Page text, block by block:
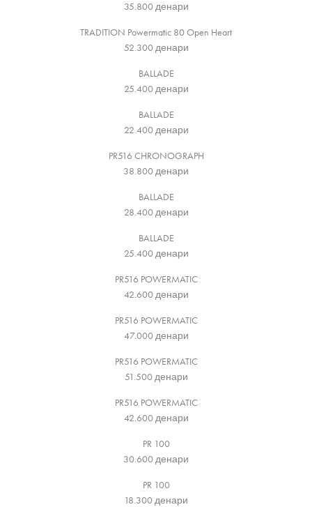
35.800денари
TRADITION Powermatic 80 Open Heart
52.300денари
BALLADE
25.400денари
BALLADE
22.400денари
PR516 CHRONOGRAPH
38.800денари
BALLADE
28.400денари
BALLADE
25.400денари
PR516 POWERMATIC
42.600денари
PR516 POWERMATIC
47.000денари
PR516 POWERMATIC
51.500денари
PR516 POWERMATIC
42.600денари
PR 100
30.600денари
PR 100
18.300денари